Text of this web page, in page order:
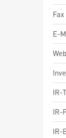
Fax
E-
IR-
IR-
IR-